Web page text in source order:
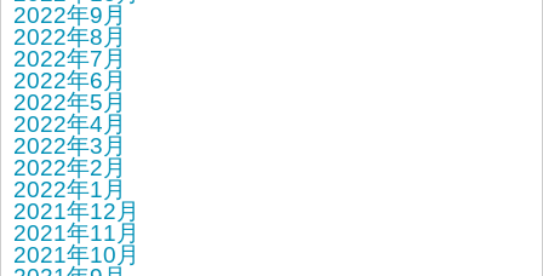
2022年9月
2022年8月
2022年7月
2022年6月
2022年5月
2022年4月
2022年3月
2022年2月
2022年1月
2021年12月
2021年11月
2021年10月